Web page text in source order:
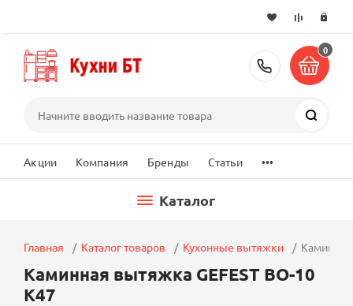
+7 (495)
0
Акции Компания Бренды Статьи ...
Каталог
Главная Каталог товаров Кухонные вытяжки
Каминная вытяжка GEFEST ВО-10
К47